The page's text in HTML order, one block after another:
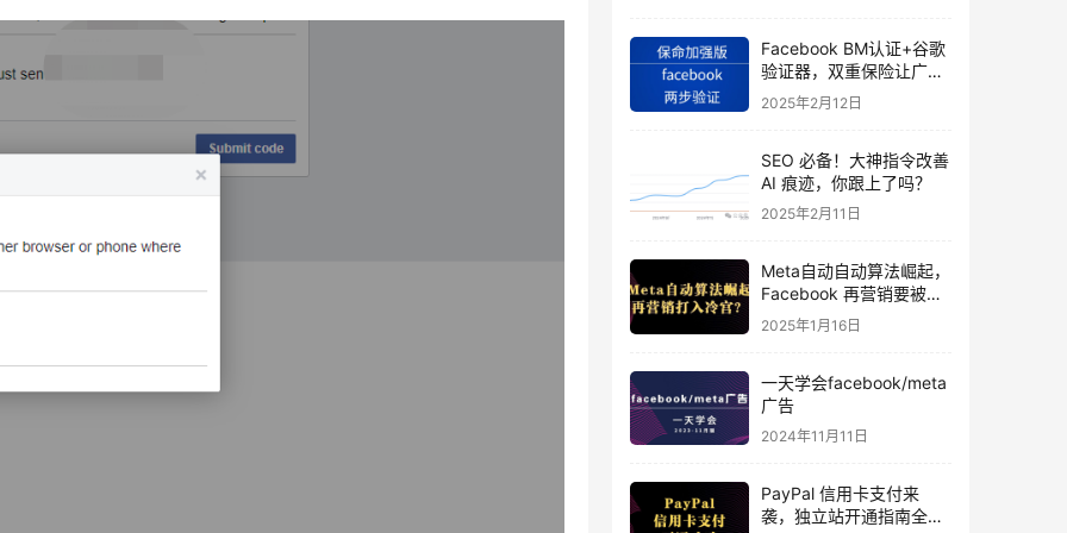
Facebook BM认证+谷歌
验证器，双重保险让广告
投手账号稳如泰山
2025年2月12日
SEO 必备！大神指令改善
AI 痕迹，你跟上了吗？
2025年2月11日
Meta自动自动算法崛起，
Facebook 再营销要被打
入冷宫？
2025年1月16日
一天学会facebook/meta
广告
2024年11月11日
PayPal 信用卡支付来
袭，独立站开通指南全揭